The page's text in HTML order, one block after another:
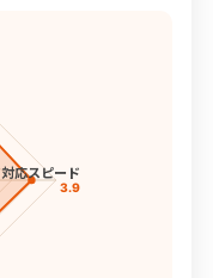
対応スピード
3.9